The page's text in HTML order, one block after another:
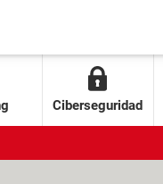
Ciberseguridad